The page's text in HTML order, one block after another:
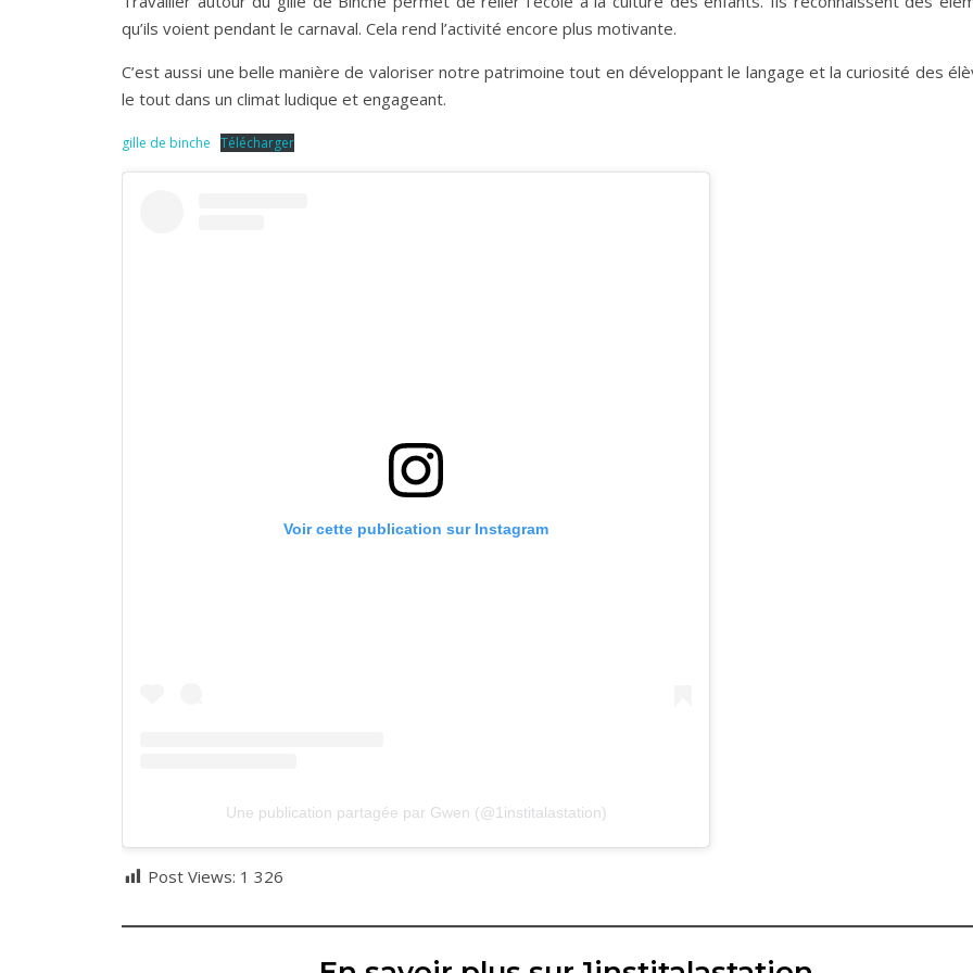
qu’ils voient pendant le carnaval. Cela rend l’activité encore plus motivante.
C’est aussi une belle manière de valoriser notre patrimoine tout en développant le langage et la curiosité des
le tout dans un climat ludique et engageant.
gille de binche Télécharger
Voir cette publication sur Instagram
Une publication partagée par Gwen (@1institalastation)
Post Views: 1 326